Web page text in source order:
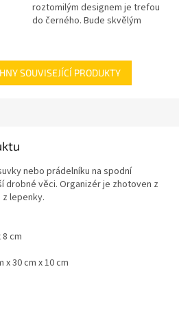
roztomilým designem je trefou
do černého. Bude skvělým
několika variant....
SOUVISEJÍCÍ PRODUKTY
nebo prádelníku na spodní
drobné věci. Organizér je zhotoven z
lepenky.
cm
30 cm x 10 cm